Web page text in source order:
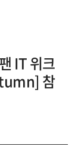
IT 위크
참